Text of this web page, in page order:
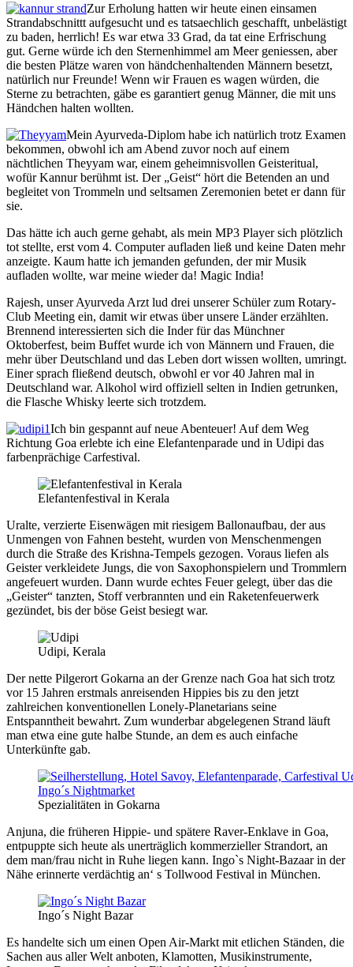
Zur Erholung hatten wir heute einen einsamen
Strandabschnittt aufgesucht und es tatsaechlich geschafft, unbelästigt
zu baden, herrlich! Es war etwa 33 Grad, da tat eine Erfrischung
gut. Gerne würde ich den Sternenhimmel am Meer geniessen, aber
die besten Plätze waren von händchenhaltenden Männern besetzt,
natürlich nur Freunde! Wenn wir Frauen es wagen würden, die
Sterne zu betrachten, gäbe es garantiert genug Männer, die mit uns
Händchen halten wollten.
Mein Ayurveda-Diplom habe ich natürlich trotz Examen
bekommen, obwohl ich am Abend zuvor noch auf einem
nächtlichen Theyyam war, einem geheimnisvollen Geisteritual,
wofür Kannur berühmt ist. Der „Geist“ hört die Betenden an und
begleitet von Trommeln und seltsamen Zeremonien betet er dann für
sie.
Das hätte ich auch gerne gehabt, als mein MP3 Player sich plötzlich
tot stellte, erst vom 4. Computer aufladen ließ und keine Daten mehr
anzeigte. Kaum hatte ich jemanden gefunden, der mir Musik
aufladen wollte, war meine wieder da! Magic India!
Rajesh, unser Ayurveda Arzt lud drei unserer Schüler zum Rotary-
Club Meeting ein, damit wir etwas über unsere Länder erzählten.
Brennend interessierten sich die Inder für das Münchner
Oktoberfest, beim Buffet wurde ich von Männern und Frauen, die
mehr über Deutschland und das Leben dort wissen wollten, umringt.
Einer sprach fließend deutsch, obwohl er vor 40 Jahren mal in
Deutschland war. Alkohol wird offiziell selten in Indien getrunken,
die Flasche Whisky leerte sich trotzdem.
Ich bin gespannt auf neue Abenteuer! Auf dem Weg
Richtung Goa erlebte ich eine Elefantenparade und in Udipi das
farbenprächige Carfestival.
Elefantenfestival in Kerala
Uralte, verzierte Eisenwägen mit riesigem Ballonaufbau, der aus
Unmengen von Fahnen besteht, wurden von Menschenmengen
durch die Straße des Krishna-Tempels gezogen. Voraus liefen als
Geister verkleidete Jungs, die von Saxophonspielern und Trommlern
angefeuert wurden. Dann wurde echtes Feuer gelegt, über das die
„Geister“ tanzten, Stoff verbrannten und ein Raketenfeuerwerk
gezündet, bis der böse Geist besiegt war.
Udipi, Kerala
Der nette Pilgerort Gokarna an der Grenze nach Goa hat sich trotz
vor 15 Jahren erstmals anreisenden Hippies bis zu den jetzt
zahlreichen konventionellen Lonely-Planetarians seine
Entspanntheit bewahrt. Zum wunderbar abgelegenen Strand läuft
man etwa eine gute halbe Stunde, an dem es auch einfache
Unterkünfte gab.
Spezialitäten in Gokarna
Anjuna, die früheren Hippie- und spätere Raver-Enklave in Goa,
entpuppte sich heute als unerträglich kommerzieller Strandort, an
dem man/frau nicht in Ruhe liegen kann. Ingo`s Night-Bazaar in der
Nähe erinnerte verdächtig an‘ s Tollwood Festival in München.
Ingo´s Night Bazar
Es handelte sich um einen Open Air-Markt mit etlichen Ständen, die
Sachen aus aller Welt anboten, Klamotten, Musikinstrumente,